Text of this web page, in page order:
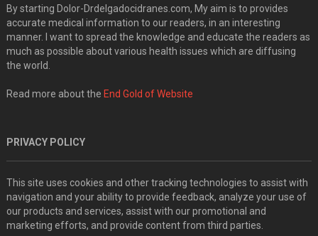
By starting Dolor-Drdelgadocidranes.com, My aim is to provides
accurate medical information to our readers, in an interesting
manner. I want to spread the knowledge and educate the readers as
much as possible about various health issues which are diffusing
the world.
Read more about the End Gold of Website
PRIVACY POLICY
This site uses cookies and other tracking technologies to assist with
navigation and your ability to provide feedback, analyze your use of
our products and services, assist with our promotional and
marketing efforts, and provide content from third parties.